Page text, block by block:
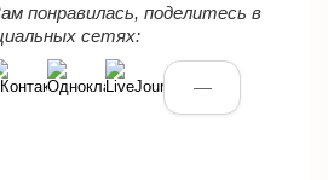
понравилась, поделитесь в
сетях:
—